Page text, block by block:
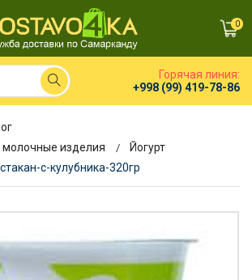
0
Горячая линия:
+998 (99) 419-78-86
изделия
Йогурт
с-кулубника-320гр